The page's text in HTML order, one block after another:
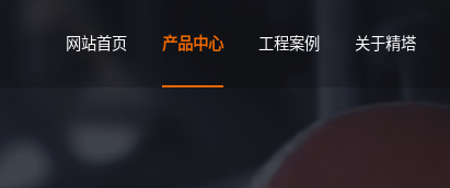
网站首页 产品中心 工程案例 关于精塔